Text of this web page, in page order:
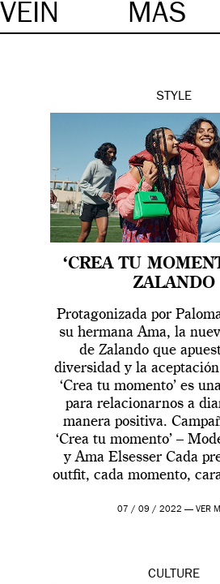
VEIN MÁS
STYLE
‘CREA TU
ZALANDO
Protagonizada por
su hermana Ama, la
de Zalando que
diversidad y la
‘Crea tu momento’ es
para relacionarnos a
manera positiva.
‘Crea tu momento’ –
y Ama Elsesser Cada
outfit, cada momento,
07 / 09 / 2022 — VER
CULTURE